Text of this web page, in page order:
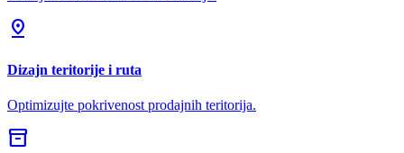
pin_drop
Dizajn teritorije i ruta
Optimizujte pokrivenost prodajnih teritorija.
inventory_2